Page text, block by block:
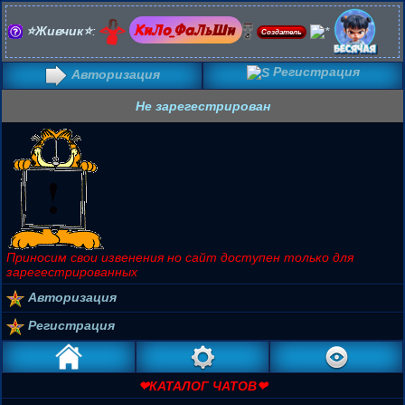
⭐Живчик⭐: КиЛо_ФаЛьШи Создатель
Авторизация Регистрация
Не зарегестрирован
Приносим свои извенения но сайт доступен только для
зарегестрированных
Авторизация
Регистрация
❤КАТАЛОГ ЧАТОВ❤